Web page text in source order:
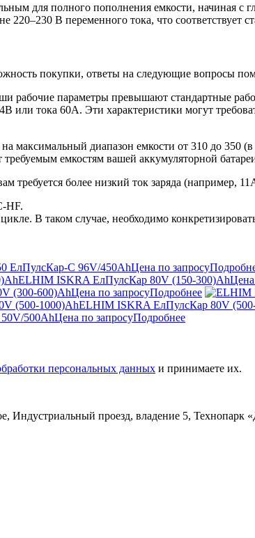
для полного пополнения емкости, начиная с
220–230 В переменного тока, что соответствует
покупки, ответы на следующие вопросы
рабочие параметры превышают стандартные
или тока 60А. Эти характеристики могут
максимальный диапазон емкости от 310 до 350
емкостям вашей аккумуляторной
требуется более низкий ток заряда (например,
HF.
В таком случае, необходимо
ЕлПулсКар-C 96V/450AhЦена по запросу
ELHIM ISKRA ЕлПулсКар 80V (150-300)AhЦена
(300-600)AhЦена по запросуПодробнее
ELHIM ISKRA ЕлПулсКар 80V
500AhЦена по запросуПодробнее
персональных данных и принимаете их.
Индустриальный проезд, владение 5, Технопарк